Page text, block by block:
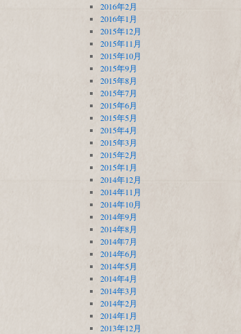
2016年2月
2016年1月
2015年12月
2015年11月
2015年10月
2015年9月
2015年8月
2015年7月
2015年6月
2015年5月
2015年4月
2015年3月
2015年2月
2015年1月
2014年12月
2014年11月
2014年10月
2014年9月
2014年8月
2014年7月
2014年6月
2014年5月
2014年4月
2014年3月
2014年2月
2014年1月
2013年12月